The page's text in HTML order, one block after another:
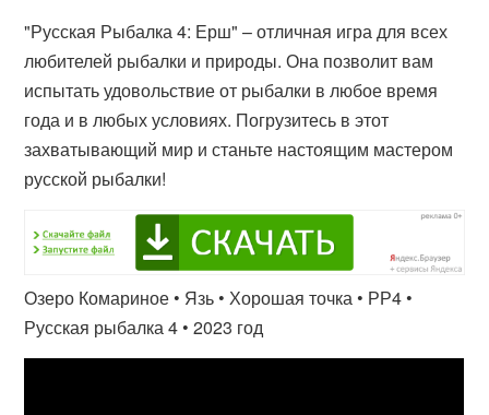
"Русская Рыбалка 4: Ерш" – отличная игра для всех
любителей рыбалки и природы. Она позволит вам
испытать удовольствие от рыбалки в любое время
года и в любых условиях. Погрузитесь в этот
захватывающий мир и станьте настоящим мастером
русской рыбалки!
Озеро Комариное • Язь • Хорошая точка • РР4 •
Русская рыбалка 4 • 2023 год